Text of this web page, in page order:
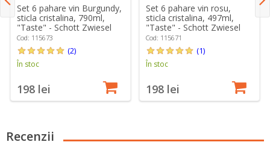
Set 6 pahare vin Burgundy,
sticla cristalina, 790ml,
"Taste" - Schott Zwiesel
Cod: 115673
(2)
În stoc
198 lei
Set 6 pahare vin rosu,
sticla cristalina, 497ml,
"Taste" - Schott Zwiesel
Cod: 115671
(1)
În stoc
198 lei
Recenzii